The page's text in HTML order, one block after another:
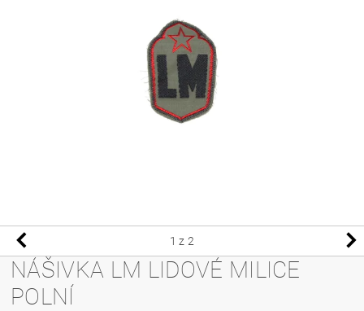
1 z 2
NÁŠIVKA LM LIDOVÉ MILICE
POLNÍ